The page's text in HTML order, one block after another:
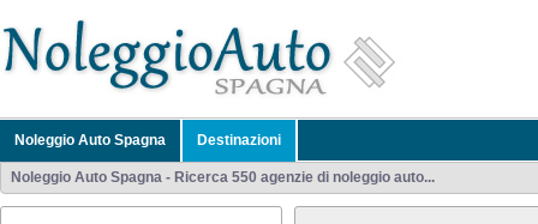
Noleggio Auto Spagna Destinazioni
Noleggio Auto Spagna - Ricerca 550 agenzie di noleggio auto...